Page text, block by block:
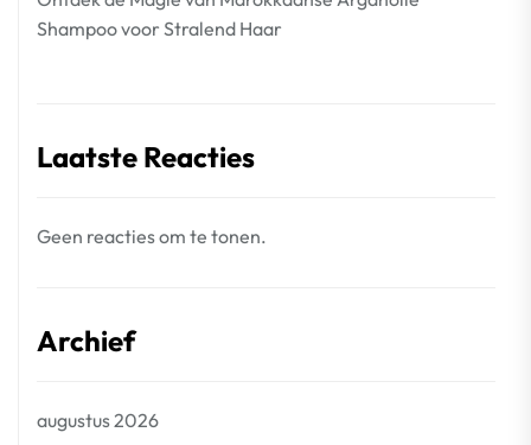
Shampoo voor Stralend Haar
Laatste Reacties
Geen reacties om te tonen.
Archief
augustus 2026